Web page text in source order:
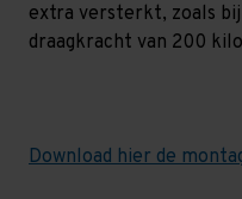
extra versterkt, zoals
draagkracht van 200
Download hier de